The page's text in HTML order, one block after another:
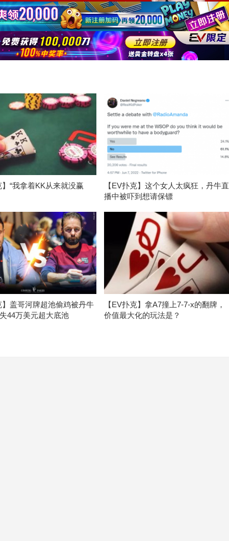
“我拿着KK从来就没赢
【EV扑克】这个女人太疯狂，丹牛直
播中被吓到想请保镖
】盖哥河牌超池偷鸡被丹牛
44万美元超大底池
【EV扑克】拿A7撞上7-7-x的翻牌，
价值最大化的玩法是？